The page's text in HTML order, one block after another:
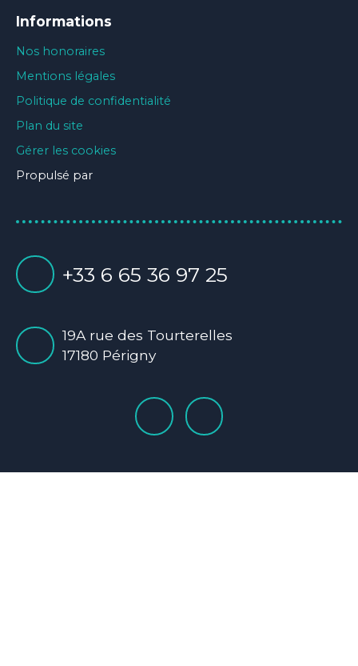
Informations
Nos honoraires
Mentions légales
Politique de confidentialité
Plan du site
Gérer les cookies
Propulsé par
+33 6 65 36 97 25
19A rue des Tourterelles
17180 Périgny